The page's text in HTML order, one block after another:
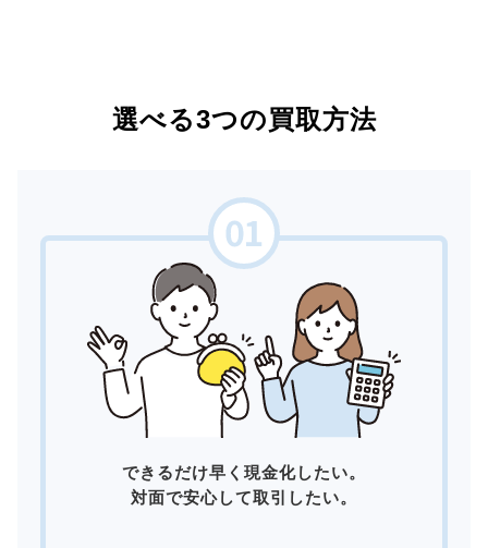
選べる3つの買取方法
できるだけ早く現金化したい。
対面で安心して取引したい。